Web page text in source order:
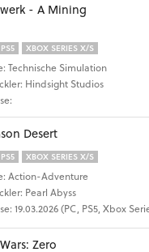
- A Mining
PS5 XBOX SERIES X/S
Technische Simulation
Hindsight Studios
Desert
PS5 XBOX SERIES X/S
Action-Adventure
Pearl Abyss
19.03.2026 (PC, PS5, Xbox
Zero